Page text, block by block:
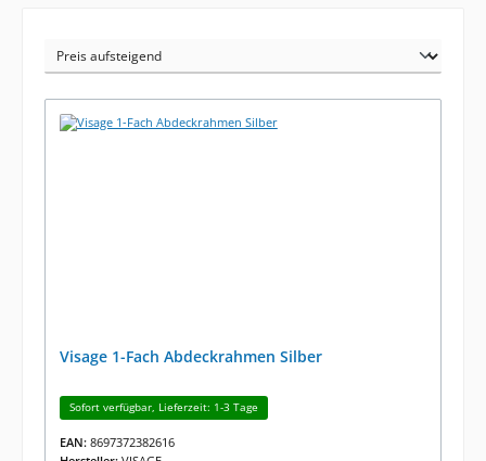
Visage 1-Fach Abdeckrahmen Silber
Sofort verfügbar, Lieferzeit: 1-3 Tage
EAN: 8697372382616